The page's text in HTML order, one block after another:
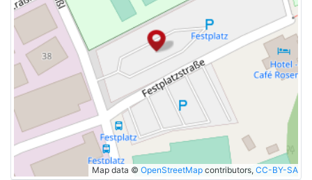
Map data © OpenStreetMap contributors, CC-BY-SA